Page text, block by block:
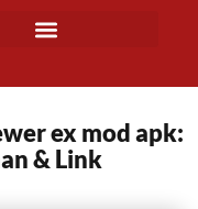
ex mod apk:
& Link